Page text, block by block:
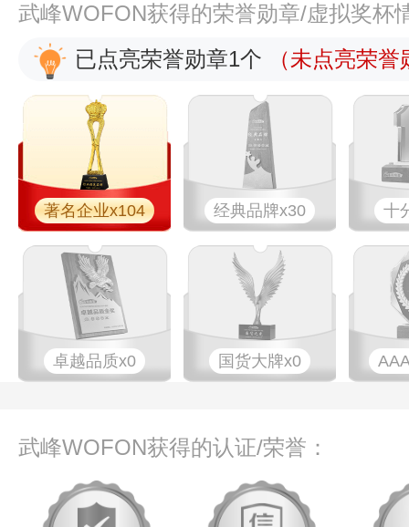
武峰WOFON获得的荣誉勋章/虚拟奖杯
已点亮荣誉勋章1个
（未点亮荣
著名企业x104 经典品牌x30 十
卓越品质x0 国货大牌x0
武峰WOFON获得的认证/荣誉：